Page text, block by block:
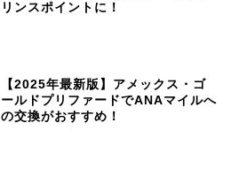
リンスポイントに！
【2025年最新版】アメックス・ゴ
ールドプリファードでANAマイルへ
の交換がおすすめ！